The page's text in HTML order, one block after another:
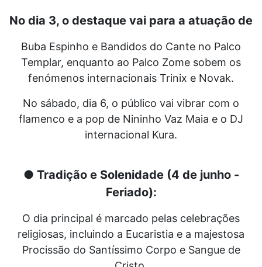
No dia 3, o destaque vai para a atuação de
Buba Espinho e Bandidos do Cante no Palco
Templar, enquanto ao Palco Zome sobem os
fenómenos internacionais Trinix e Novak.
No sábado, dia 6, o público vai vibrar com o
flamenco e a pop de Nininho Vaz Maia e o DJ
internacional Kura.
● Tradição e Solenidade (4 de junho -
Feriado):
O dia principal é marcado pelas celebrações
religiosas, incluindo a Eucaristia e a majestosa
Procissão do Santíssimo Corpo e Sangue de